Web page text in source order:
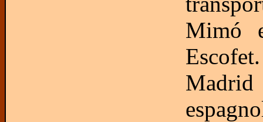
Mimó
Madrid